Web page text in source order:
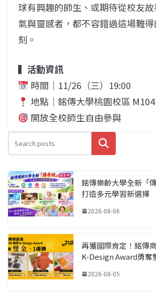
球有興趣的師生、或期待從校友
氣與靈感者，都不容錯過這場難
刻。
▍活動資訊
時間｜11/26（三）19:00
地點｜銘傳大學桃園校區
開放全校師生自由參與
搜尋
銘傳樂齡大學全新「
打造多元學習新選擇
2026-08-06
再獲國際肯定！銘傳
K-Design Award勇奪
2026-08-05